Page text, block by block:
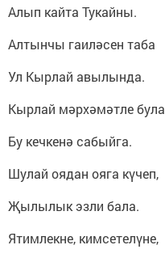
Алып кайта Тукайны.
Алтынчы гаиләсен таба
Ул Кырлай авылында.
Кырлай мәрхәмәтле була
Бу кечкенә сабыйга.
Шулай оядан ояга күчеп,
Җылылык эзли бала.
Ятимлекне, кимсетелүне,